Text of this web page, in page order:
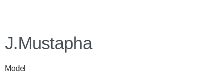
J.Mustapha
Model